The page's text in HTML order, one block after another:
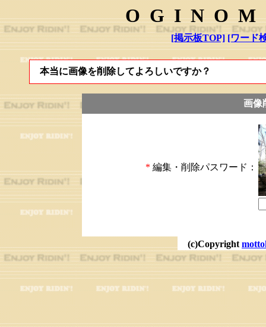
[掲示板TOP] [ワード
本当に画像を削除してよろしいですか？
画像
* 編集・削除パスワード：
(c)Copyright